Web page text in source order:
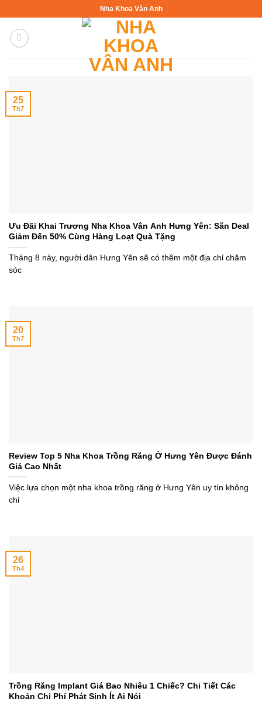
nội
Nha Khoa Vân Anh
Ưu Đãi Khai Trương Nha Khoa Vân Anh Hưng Yên: Săn Deal
Giảm Đến 50% Cùng Hàng Loạt Quà Tặng
Tháng 8 này, người dân Hưng Yên sẽ có thêm một địa chỉ chăm
sóc
25
Th7
Review Top 5 Nha Khoa Trồng Răng Ở Hưng Yên Được Đánh
Giá Cao Nhất
Việc lựa chọn một nha khoa trồng răng ở Hưng Yên uy tín không
chỉ
20
Th7
Trồng Răng Implant Giá Bao Nhiêu 1 Chiếc? Chi Tiết Các
Khoản Chi Phí Phát Sinh Ít Ai Nói
26
Th4